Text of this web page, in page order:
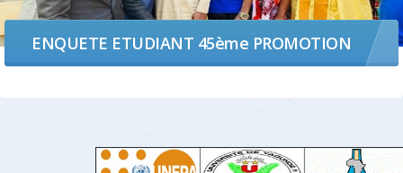
Résultats du concours de février 2025